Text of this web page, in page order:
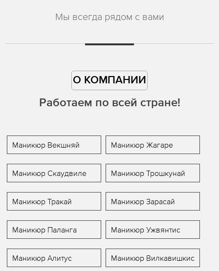
Мы всегда рядом с вами
О КОМПАНИИ
Работаем по всей стране!
Маникюр Векшняй Маникюр Жагаре
Маникюр Скаудвиле Маникюр Трошкунай
Маникюр Тракай Маникюр Зарасай
Маникюр Паланга Маникюр Ужвянтис
Маникюр Алитус Маникюр Вилкавишкис